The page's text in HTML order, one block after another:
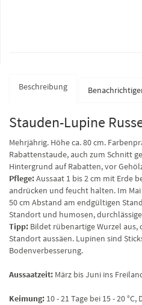
Beschreibung
Stauden-Lupine
Mehrjährig. Höhe ca. 80 cm.
Rabattenstaude, auch zum Schnitt
Hintergrund auf Rabatten, vor
Pflege:Aussaat 1 bis 2 cm mit Erde
andrücken und feucht halten. Im
50 cm Abstand am endgültigen
Standort und humosen,
Tipp: Bildet rübenartige Wurzel
Standort aussäen. Lupinen sind
Bodenverbesserung.
Aussaatzeit: März bis Juni ins
Keimung: 10 - 21 Tage bei 15 - 20